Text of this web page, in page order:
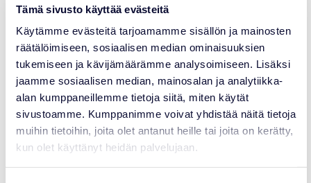
Tämä sivusto käyttää evästeitä
Käytämme evästeitä tarjoamamme sisällön ja mainosten
räätälöimiseen, sosiaalisen median ominaisuuksien
tukemiseen ja kävijämäärämme analysoimiseen. Lisäksi
jaamme sosiaalisen median, mainosalan ja analytiikka-
alan kumppaneillemme tietoja siitä, miten käytät
sivustoamme. Kumppanimme voivat yhdistää näitä tietoja
muihin tietoihin, joita olet antanut heille tai joita on kerätty,
kun olet käyttänyt heidän palvelujaan.
NEWS
Ranua Resort Joins Polar Bears
International’s Arctic Ambassador